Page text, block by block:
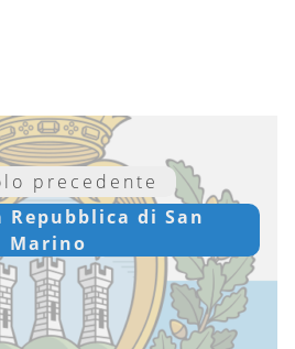
precedente
di San
Marino